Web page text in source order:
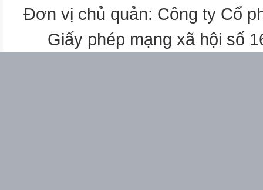
Đơn vị chủ quản: Công ty Cổ
Giấy phép mạng xã hội số